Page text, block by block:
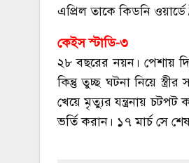
এপ্রিল তাকে কিডনি
কেইস স্টাডি-৩
২৮ বছরের নয়ন। পেশায়
কিন্তু তুচ্ছ ঘটনা নিয়ে
খেয়ে মৃত্যুর যন্ত্রনায়
ভর্তি করান। ১৭ মার্চ সে